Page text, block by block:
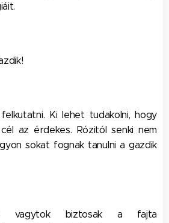
Ki lehet tudakolni, hogy
az érdekes. Rózitól senki nem
sokat fognak tanulni a gazdik
vagytok biztosak a fajta